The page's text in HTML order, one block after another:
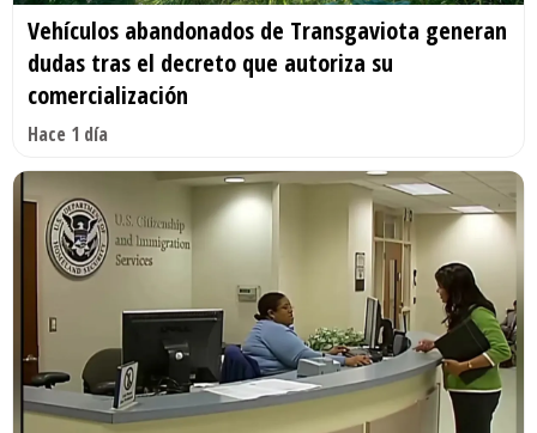
Vehículos abandonados de Transgaviota generan
dudas tras el decreto que autoriza su
comercialización
Hace 1 día